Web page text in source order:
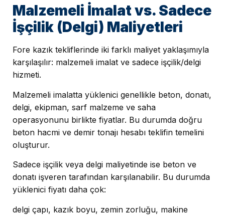
Malzemeli İmalat vs. Sadece
İşçilik (Delgi) Maliyetleri
Fore kazık tekliflerinde iki farklı maliyet yaklaşımıyla
karşılaşılır: malzemeli imalat ve sadece işçilik/delgi
hizmeti.
Malzemeli imalatta yüklenici genellikle beton, donatı,
delgi, ekipman, sarf malzeme ve saha
operasyonunu birlikte fiyatlar. Bu durumda doğru
beton hacmi ve demir tonajı hesabı teklifin temelini
oluşturur.
Sadece işçilik veya delgi maliyetinde ise beton ve
donatı işveren tarafından karşılanabilir. Bu durumda
yüklenici fiyatı daha çok:
delgi çapı, kazık boyu, zemin zorluğu, makine